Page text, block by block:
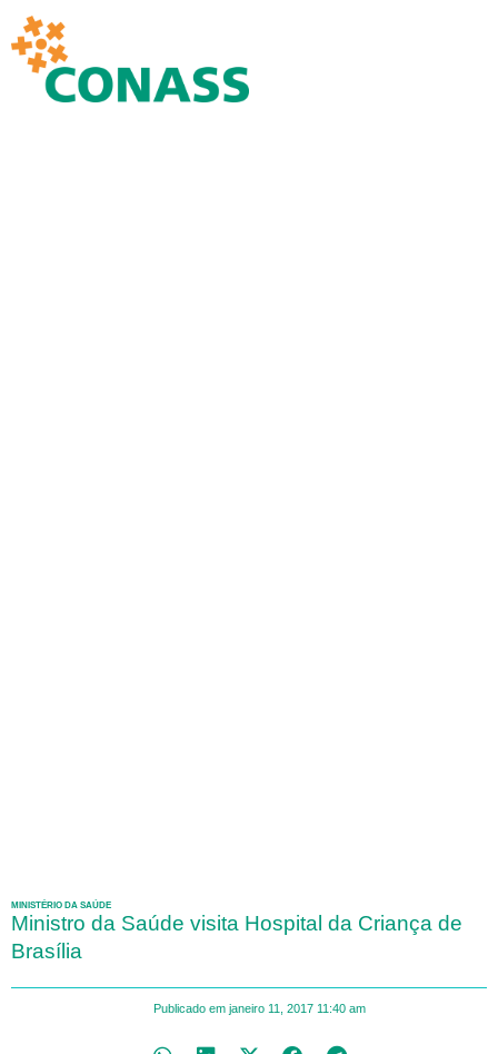
MINISTÉRIO DA SAÚDE
Ministro da Saúde visita Hospital da Criança de
Brasília
Publicado em janeiro 11, 2017 11:40 am